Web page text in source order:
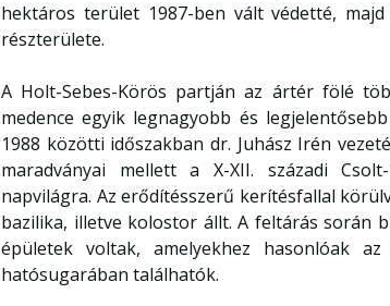
hektáros terület 1987-ben vált védetté,
részterülete.
A Holt-Sebes-Körös partján az ártér fölé
medence egyik legnagyobb és
1988 közötti időszakban dr. Juhász Irén
maradványai mellett a X-XII. századi
napvilágra. Az erődítésszerű kerítésfallal
bazilika, illetve kolostor állt. A feltárás során
épületek voltak, amelyekhez hasonlóak
hatósugarában találhatók.